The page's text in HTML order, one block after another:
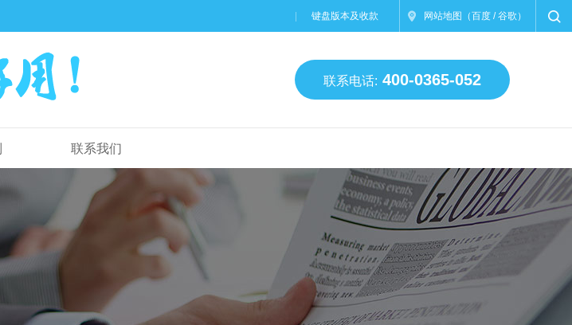
网站地图 （百度 /谷歌 ）
键盘版本及收款
联系电话: 400-0365-052
联系我们